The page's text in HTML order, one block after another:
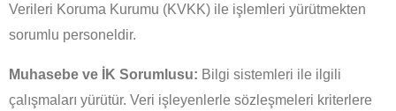
Verileri Koruma Kurumu (KVKK) ile işlemleri yürütmekten
sorumlu personeldir.
Muhasebe ve İK Sorumlusu: Bilgi sistemleri ile ilgili
çalışmaları yürütür. Veri işleyenlerle sözleşmeleri kriterlere